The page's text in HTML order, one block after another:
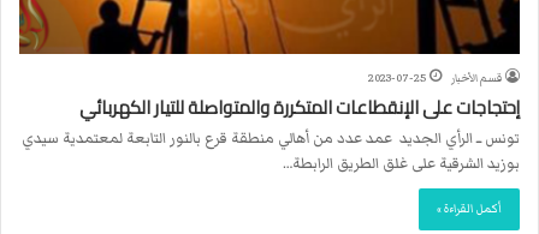
قسم الأخبار 2023-07-25
إحتجاجات على الإنقطاعات المتكررة والمتواصلة للتيار الكهربائي
تونس ــ الرأي الجديد عمد عدد من أهالي منطقة قرع بالنور التابعة لمعتمدية سيدي
بوزيد الشرقية على غلق الطريق الرابطة…
أكمل القراءة »